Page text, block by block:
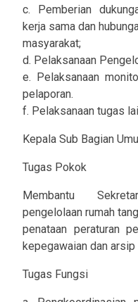
c. Pemberian
kerja sama dan
masyarakat;
d. Pelaksanaan
e. Pelaksanaan
pelaporan.
f. Pelaksanaan tugas
Kepala Sub Bagian
Tugas Pokok
Membantu
pengelolaan rumah
penataan peraturan
kepegawaian dan arsip
Tugas Fungsi